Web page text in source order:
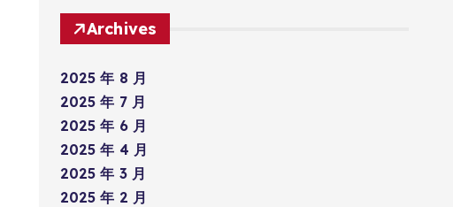
Archives
2025 年 8 月
2025 年 7 月
2025 年 6 月
2025 年 4 月
2025 年 3 月
2025 年 2 月